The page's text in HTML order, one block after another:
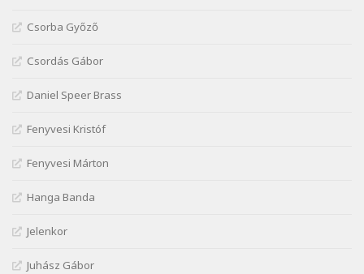
Szélkiáltó
török ellen hadba induló Mátyás királyért
Janus Pannonius: Névváltoztatásáról
Szélkiáltó
Szélkiáltó
József Attila: Hajad az ujjamé
József Attila: Jaj, majdnem
Csorba Győző
Csordás Gábor
Daniel Speer Brass
Fenyvesi Kristóf
Fenyvesi Márton
Hanga Banda
Jelenkor
Juhász Gábor